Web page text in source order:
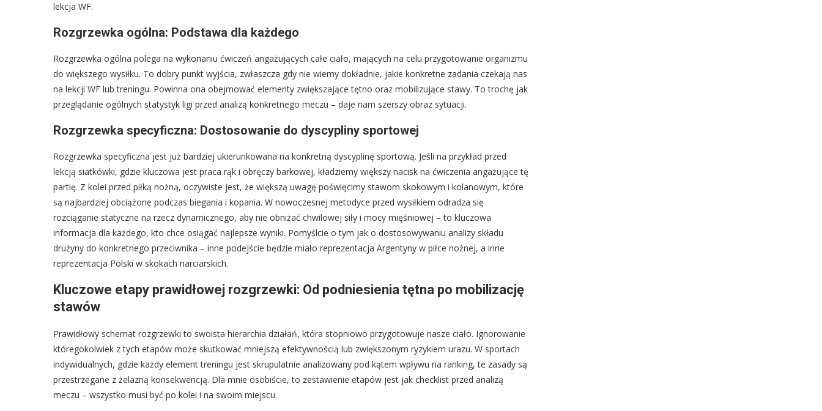
lekcja WF.
Rozgrzewka ogólna: Podstawa dla każdego
Rozgrzewka ogólna polega na wykonaniu ćwiczeń angażujących całe ciało, mających na celu przygotowanie organizmu
do większego wysiłku. To dobry punkt wyjścia, zwłaszcza gdy nie wiemy dokładnie, jakie konkretne zadania czekają nas
na lekcji WF lub treningu. Powinna ona obejmować elementy zwiększające tętno oraz mobilizujące stawy. To trochę jak
przeglądanie ogólnych statystyk ligi przed analizą konkretnego meczu – daje nam szerszy obraz sytuacji.
Rozgrzewka specyficzna: Dostosowanie do dyscypliny sportowej
Rozgrzewka specyficzna jest już bardziej ukierunkowana na konkretną dyscyplinę sportową. Jeśli na przykład przed
lekcją siatkówki, gdzie kluczowa jest praca rąk i obręczy barkowej, kładziemy większy nacisk na ćwiczenia angażujące tę
partię. Z kolei przed piłką nożną, oczywiste jest, że większą uwagę poświęcimy stawom skokowym i kolanowym, które
są najbardziej obciążone podczas biegania i kopania. W nowoczesnej metodyce przed wysiłkiem odradza się
rozciąganie statyczne na rzecz dynamicznego, aby nie obniżać chwilowej siły i mocy mięśniowej – to kluczowa
informacja dla każdego, kto chce osiągać najlepsze wyniki. Pomyślcie o tym jak o dostosowywaniu analizy składu
drużyny do konkretnego przeciwnika – inne podejście będzie miało reprezentacja Argentyny w piłce nożnej, a inne
reprezentacja Polski w skokach narciarskich.
Kluczowe etapy prawidłowej rozgrzewki: Od podniesienia tętna po mobilizację
stawów
Prawidłowy schemat rozgrzewki to swoista hierarchia działań, która stopniowo przygotowuje nasze ciało. Ignorowanie
któregokolwiek z tych etapów może skutkować mniejszą efektywnością lub zwiększonym ryzykiem urazu. W sportach
indywidualnych, gdzie każdy element treningu jest skrupulatnie analizowany pod kątem wpływu na ranking, te zasady są
przestrzegane z żelazną konsekwencją. Dla mnie osobiście, to zestawienie etapów jest jak checklist przed analizą
meczu – wszystko musi być po kolei i na swoim miejscu.